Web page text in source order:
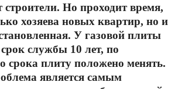
строители. Но проходит время,
хозяева новых квартир, но и
У газовой плиты
службы 10 лет, по
срока плиту положено менять.
является самым